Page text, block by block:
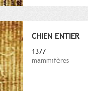
CHIEN ENTIER
1377
mammifères